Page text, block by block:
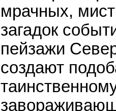
мрачных,
загадок
пейзажи
создают